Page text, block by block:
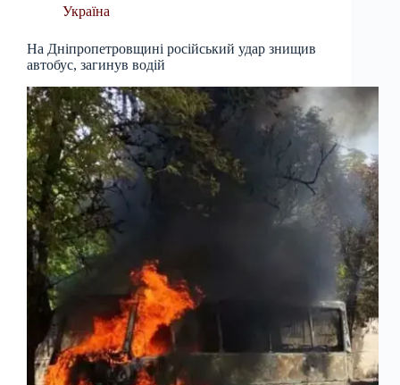
Україна
На Дніпропетровщині російський удар знищив
автобус, загинув водій